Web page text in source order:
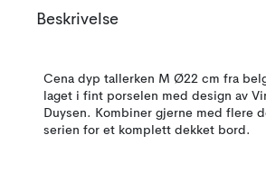
Beskrivelse
Cena dyp tallerken M Ø22 cm fra
laget i fint porselen med design av
Duysen. Kombiner gjerne med flere
serien for et komplett dekket bord.